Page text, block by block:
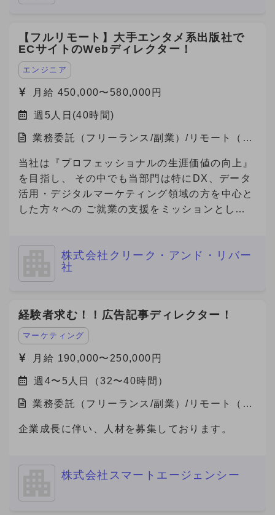
【フルリモート】大手エンタメ系出版社で
ECサイトのWebディレクター！
エンジニア
月給 450,000〜580,000円
週5人日(40時間)
業務委託（フリーランス/副業）/リモート（在
当社は『プロフェッショナルの生涯価値の向上』
を目指し、 その中でも当部門は特にDX、データ
活用・デジタルマーケティング領域の方を中心と
した方々への ご就業の支援をミッションとして
株式会社クリーク・アンド・リバー
社
経験者求む！！広告記事ディレクター！
マーケティング
月給 190,000〜250,000円
週4〜5人日（32〜40時間）
業務委託（フリーランス/副業）/リモート（在
企業成長に伴い、人材を募集しております。
株式会社スマートエージェンシー